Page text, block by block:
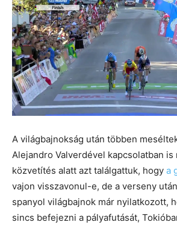
A világbajnokság után többen
Alejandro Valverdével kapcsolatban is
közvetítés alatt azt találgattuk, hogy a
vajon visszavonul-e, de a verseny
spanyol világbajnok már nyilatkozott,
sincs befejezni a pályafutását,